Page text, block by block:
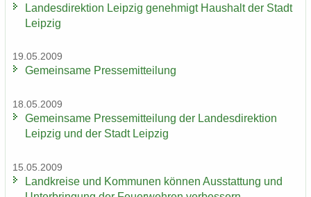
Lan­des­di­rek­ti­on Leip­zig ge­neh­migt Haus­halt der Stadt
Leip­zig
19.05.2009
Ge­mein­sa­me Pres­se­mit­tei­lung
18.05.2009
Ge­mein­sa­me Pres­se­mit­tei­lung der Lan­des­di­rek­ti­on
Leip­zig und der Stadt Leip­zig
15.05.2009
Land­krei­se und Kom­mu­nen kön­nen Aus­stat­tung und